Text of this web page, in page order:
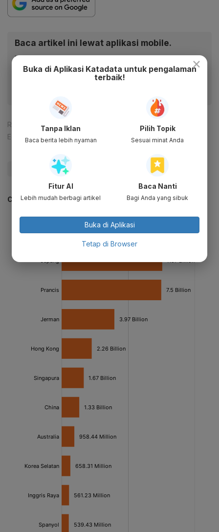
Baca artikel ini lewat aplikasi mobile.
Dapatkan pengalaman membaca lebih nyaman dan nikmati
fitur menarik lainnya lewat aplikasi mobile Katadata.
Reporter:
Ade Rosman
Editor: Yuliawati
CEK JUGA DATA INI
×
Buka di Aplikasi Katadata untuk pengalaman
terbaik!
Tanpa Iklan
Baca berita lebih nyaman
Pilih Topik
Sesuai minat Anda
Fitur AI
Lebih mudah berbagi artikel
Baca Nanti
Bagi Anda yang sibuk
Buka di Aplikasi
Tetap di Browser